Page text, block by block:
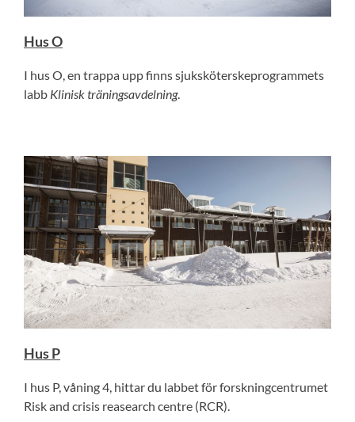
Hus O
I hus O, en trappa upp finns sjuksköterskeprogrammets
labb Klinisk träningsavdelning.
Hus P
I hus P, våning 4, hittar du labbet för forskningcentrumet
Risk and crisis reasearch centre (RCR).